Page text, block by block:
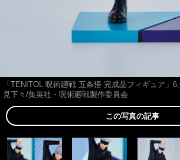
「TENITOL 呪術廻戦 五条悟 完成品フィギュア」
見下々/集英社・呪術廻戦製作委員会
この写真の記事